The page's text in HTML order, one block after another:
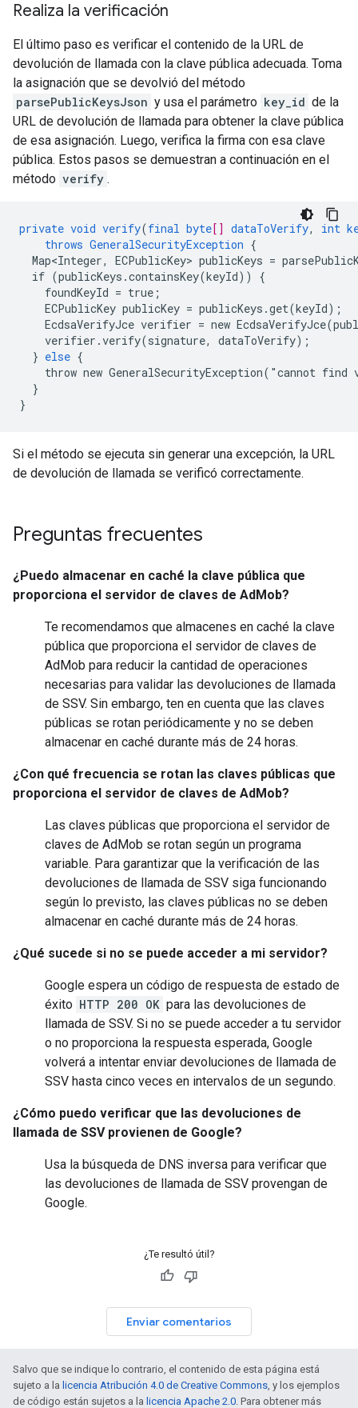
Realiza la verificación
El último paso es verificar el contenido de la URL de
devolución de llamada con la clave pública adecuada. Toma
la asignación que se devolvió del método
parsePublicKeysJson y usa el parámetro key_id de la
URL de devolución de llamada para obtener la clave pública
de esa asignación. Luego, verifica la firma con esa clave
pública. Estos pasos se demuestran a continuación en el
método verify .
private void verify(final byte[] dataToVerify, int
throws GeneralSecurityException {
Map<Integer,
ECPublicKey> publicKeys =
if (publicKeys.containsKey(keyId))
{
foundKeyId = true ;
ECPublicKey publicKey = publicKeys.get(keyId) ;
EcdsaVerifyJce verifier = new
verifier.verify(signature,
dataToVerify) ;
} else {
throw new GeneralSecurityException("cannot find
}
}
Si el método se ejecuta sin generar una excepción, la URL
de devolución de llamada se verificó correctamente.
Preguntas frecuentes
¿Puedo almacenar en caché la clave pública que
proporciona el servidor de claves de AdMob?
Te recomendamos que almacenes en caché la clave
pública que proporciona el servidor de claves de
AdMob para reducir la cantidad de operaciones
necesarias para validar las devoluciones de llamada
de SSV. Sin embargo, ten en cuenta que las claves
públicas se rotan periódicamente y no se deben
almacenar en caché durante más de 24 horas.
¿Con qué frecuencia se rotan las claves públicas que
proporciona el servidor de claves de AdMob?
Las claves públicas que proporciona el servidor de
claves de AdMob se rotan según un programa
variable. Para garantizar que la verificación de las
devoluciones de llamada de SSV siga funcionando
según lo previsto, las claves públicas no se deben
almacenar en caché durante más de 24 horas.
¿Qué sucede si no se puede acceder a mi servidor?
Google espera un código de respuesta de estado de
éxito HTTP 200 OK para las devoluciones de
llamada de SSV. Si no se puede acceder a tu servidor
o no proporciona la respuesta esperada, Google
volverá a intentar enviar devoluciones de llamada de
SSV hasta cinco veces en intervalos de un segundo.
¿Cómo puedo verificar que las devoluciones de
llamada de SSV provienen de Google?
Usa la búsqueda de DNS inversa para verificar que
las devoluciones de llamada de SSV provengan de
Google.
¿Te resultó útil?
Enviar comentarios
Salvo que se indique lo contrario, el contenido de esta página está
sujeto a la licencia Atribución 4.0 de Creative Commons, y los ejemplos
de código están sujetos a la licencia Apache 2.0. Para obtener más